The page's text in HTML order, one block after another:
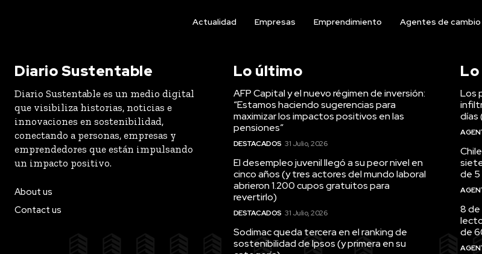
Actualidad Empresas Emprendimiento Agentes de cambio
Diario Sustentable
Diario Sustentable es un medio digital
que visibiliza historias, noticias e
innovaciones en sostenibilidad,
conectando a personas, empresas y
emprendedores que están impulsando
un impacto positivo.
About us
Contact us
Lo último
AFP Capital y el nuevo régimen de inversión:
“Estamos haciendo sugerencias para
maximizar los impactos positivos en las
pensiones”
DESTACADOS 31 Julio, 2026
El desempleo juvenil llegó a su peor nivel en
cinco años (y tres actores del mundo laboral
abrieron 1.200 cupos gratuitos para
revertirlo)
DESTACADOS 31 Julio, 2026
Sodimac queda tercera en el ranking de
sostenibilidad de Ipsos (y primera en su
Los
días
de 5
8 de
de